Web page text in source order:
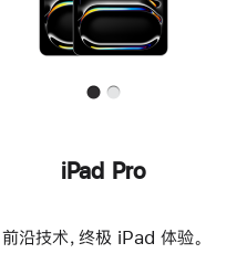
iPad Pro
前沿技术，终极 iPad 体验。